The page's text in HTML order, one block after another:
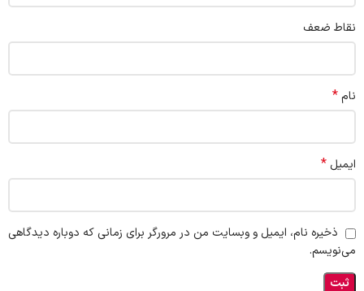
نقاط ضعف
نام*
ایمیل *
ذخیره نام، ایمیل و وبسایت من در مرورگر برای زمانی که دوباره دیدگاهی
می‌نویسم.